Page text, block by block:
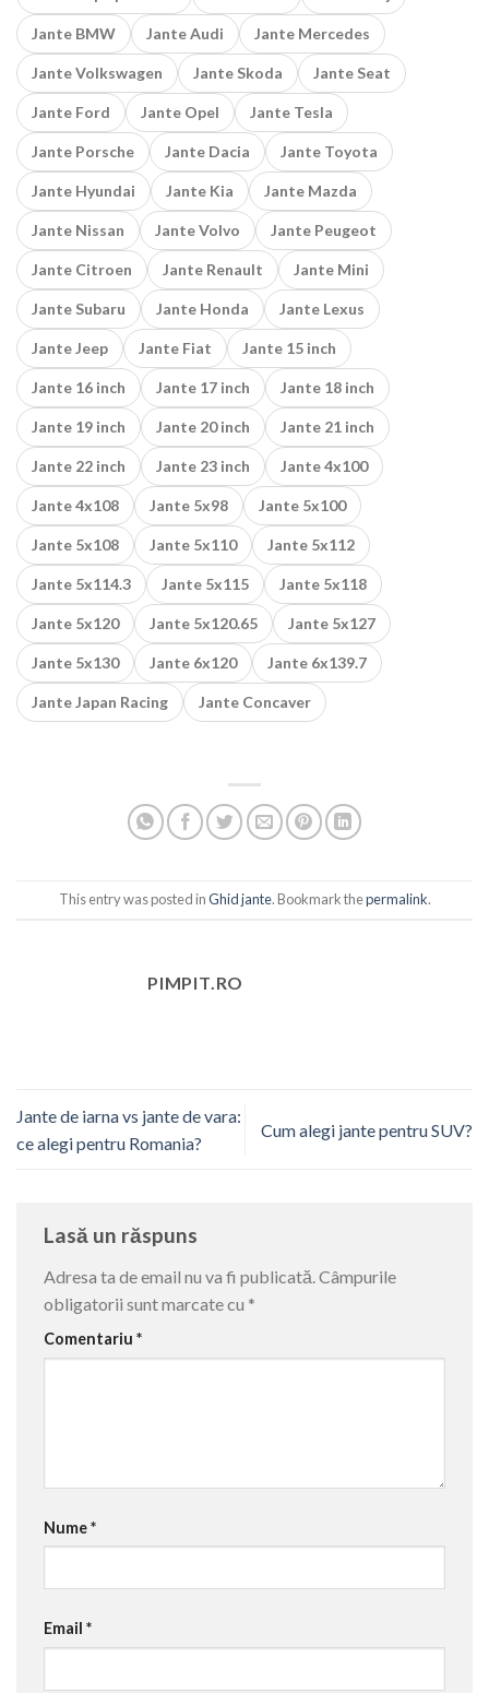
Jante BMW Jante Audi Jante Mercedes
Jante Volkswagen Jante Skoda Jante Seat
Jante Ford Jante Opel Jante Tesla
Jante Porsche Jante Dacia Jante Toyota
Jante Hyundai Jante Kia Jante Mazda
Jante Nissan Jante Volvo Jante Peugeot
Jante Citroen Jante Renault Jante Mini
Jante Subaru Jante Honda Jante Lexus
Jante Jeep Jante Fiat Jante 15 inch
Jante 16 inch Jante 17 inch Jante 18 inch
Jante 19 inch Jante 20 inch Jante 21 inch
Jante 22 inch Jante 23 inch Jante 4x100
Jante 4x108 Jante 5x98 Jante 5x100
Jante 5x108 Jante 5x110 Jante 5x112
Jante 5x114.3 Jante 5x115 Jante 5x118
Jante 5x120 Jante 5x120.65 Jante 5x127
Jante 5x130 Jante 6x120 Jante 6x139.7
Jante Japan Racing Jante Concaver
This entry was posted inGhid jante. Bookmark thepermalink.
PIMPIT.RO
Jante de iarna vs jante de vara:
ce alegi pentru Romania?
Cum alegi jante pentru SUV?
Lasă un răspuns
Adresa ta de email nu va fi publicată.Câmpurile
obligatorii sunt marcate cu *
Comentariu *
Nume*
Email *